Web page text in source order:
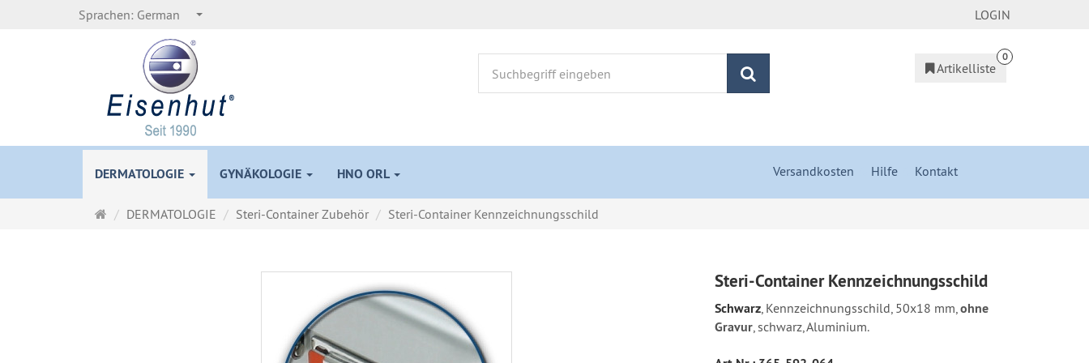
Sprachen: German LOGIN
Artikelliste
0
DERMATOLOGIE GYNÄKOLOGIE HNO ORL Versandkosten Hilfe Kontakt
Startseite
DERMATOLOGIE Steri-Container Zubehör Steri-Container Kennzeichnungsschild
Steri-Container Kennzeichnungsschild
Schwarz, Kennzeichnungsschild, 50x18 mm,ohne
Gravur, schwarz, Aluminium.